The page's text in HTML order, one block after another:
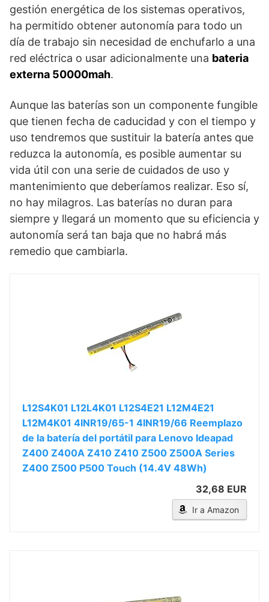
gestión energética de los sistemas operativos,
ha permitido obtener autonomía para todo un
día de trabajo sin necesidad de enchufarlo a una
red eléctrica o usar adicionalmente una bateria
externa 50000mah.
Aunque las baterías son un componente fungible
que tienen fecha de caducidad y con el tiempo y
uso tendremos que sustituir la batería antes que
reduzca la autonomía, es posible aumentar su
vida útil con una serie de cuidados de uso y
mantenimiento que deberíamos realizar. Eso sí,
no hay milagros. Las baterías no duran para
siempre y llegará un momento que su eficiencia y
autonomía será tan baja que no habrá más
remedio que cambiarla.
L12S4K01 L12L4K01 L12S4E21 L12M4E21
L12M4K01 4INR19/65-1 4INR19/66 Reemplazo
de la batería del portátil para Lenovo Ideapad
Z400 Z400A Z410 Z410 Z500 Z500A Series
Z400 Z500 P500 Touch (14.4V 48Wh)
32,68 EUR
Ir a Amazon